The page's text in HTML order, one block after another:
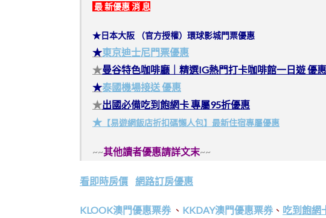
最 新優惠 消 息
★日本大阪 （官方授權）環球影城門票優惠
★東京迪士尼門票優惠
★曼谷特色咖啡廳｜精選IG熱門打卡咖啡館一日遊 優惠
★泰國機場接送 優惠
★出國必備吃到飽網卡 專屬95折優惠
★ 【易遊網飯店折扣碼懶人包】最新住宿專屬優惠
~~其他讀者優惠請詳文末~~
看即時房價 網路訂房優惠
KLOOK澳門優惠票券 、 KKDAY澳門優惠票券 、 吃到飽網